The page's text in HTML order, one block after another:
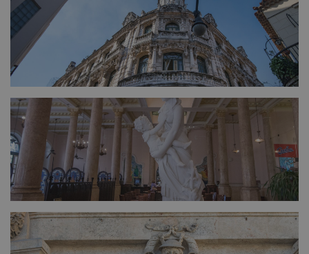
FULL SIZE
FULL SIZE